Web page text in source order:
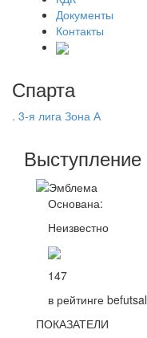
Документы
Контакты
Спарта
. 3-я лига Зона А
Выступление
Основана:
Неизвестно
147
в рейтинге befutsal
ПОКАЗАТЕЛИ